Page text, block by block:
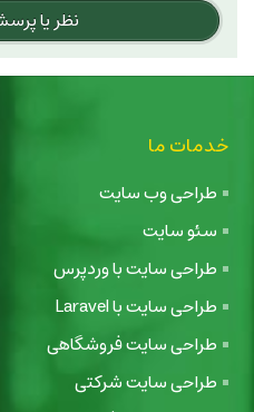
نظر یا
خدمات ما
طراحی وب سایت
سئو سایت
طراحی سایت با وردپرس
طراحی سایت با Laravel
طراحی سایت فروشگاهی
طراحی سایت شرکتی